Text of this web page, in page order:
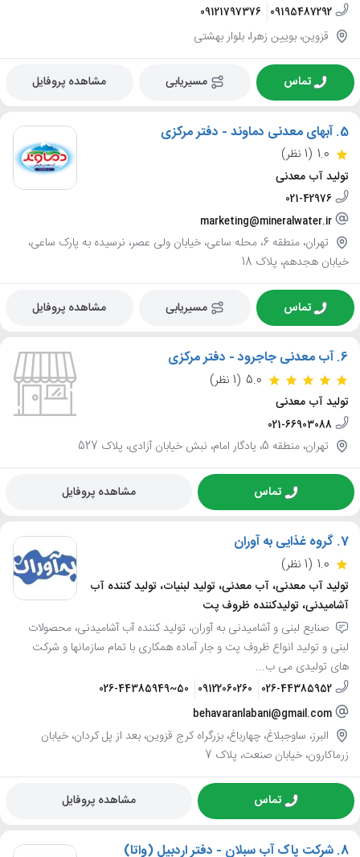
09195487292
09121797376
قزوین، بویین زهرا، بلوار بهشتی
تماس مسیریابی مشاهده پروفایل
5. آبهای معدنی دماوند - دفتر مرکزی
1.0 (1 نظر)
تولید آب معدنی
021-42976
marketing@mineralwater.ir
تهران، منطقه 6، محله ساعی، خیابان ولی عصر، نرسیده به پارک ساعی،
خیابان هجدهم، پلاک 18
تماس مسیریابی مشاهده پروفایل
6. آب معدنی جاجرود - دفتر مرکزی
5.0 (1 نظر)
تولید آب معدنی
021-66903088
تهران، منطقه 5، یادگار امام، نبش خیابان آزادی، پلاک 527
تماس مشاهده پروفایل
7. گروه غذایی به آوران
1.0 (1 نظر)
تولید آب معدنی، آب معدنی، تولید لبنیات، تولید کننده آب
آشامیدنی، تولیدکننده ظروف پت
صنایع لبنی و آشامیدنی به آوران، تولید کننده آب آشامیدنی، محصولات
لبنی و تولید انواع ظروف پت و جار آماده همکاری با تمام سازمانها و شرکت
های تولیدی می ب...
026-44385952
09122060260
026-44385949~50
behavaranlabani@gmail.com
البرز، ساوجبلاغ، چهارباغ، بزرگراه کرج قزوین، بعد از پل کردان، خیابان
زرماکارون، خیابان صنعت، پلاک 7
تماس مشاهده پروفایل
8. شرکت پاک آب سبلان - دفتر اردبیل (واتا)